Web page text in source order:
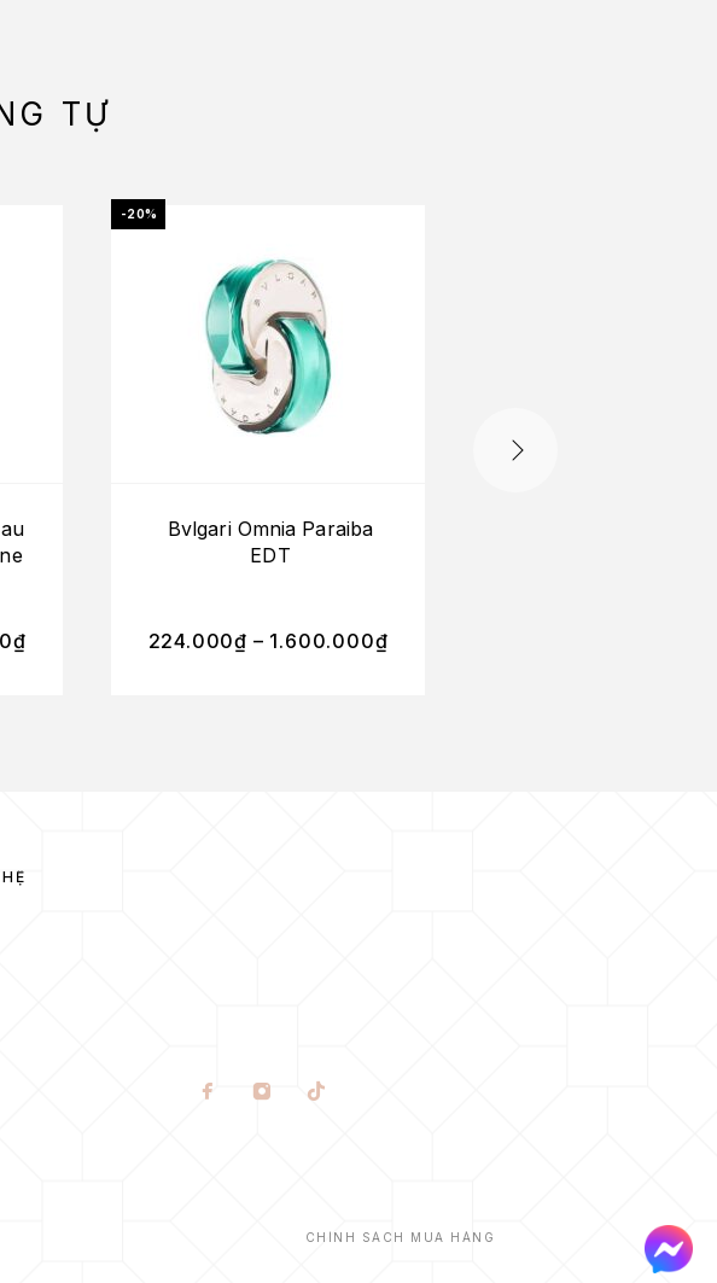
TỰ
₫
-20%
Bvlgari Omnia Paraiba
EDT
224.000₫ – 1.600.000₫
CHÍNH SÁCH MUA HÀNG